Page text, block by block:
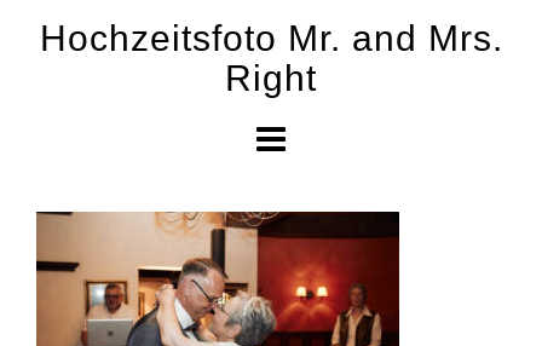
Hochzeitsfoto Mr. and Mrs.
Right